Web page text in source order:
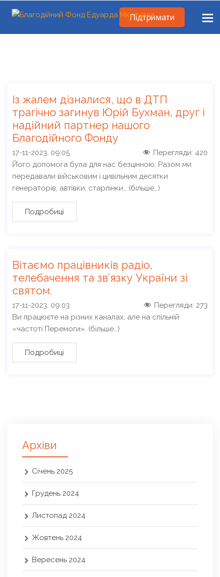
Підтримати
Із жалем дізналися, що в ДТП
трагічно загинув Юрій Бухман, друг і
надійний партнер нашого
Благодійного Фонду
17-11-2023, 09:05 Перегляди: 420
Його допомога була для нас безцінною. Разом ми
передавали військовим і цивільним десятки
генераторів, автівки, старлінки… (більше…)
Подробиці
Вітаємо працівників радіо,
телебачення та зв’язку України зі
святом.
17-11-2023, 09:03 Перегляди: 273
Ви працюєте на різних каналах, але на спільній
«частоті Перемоги». (більше…)
Подробиці
Архіви
Січень 2025
Грудень 2024
Листопад 2024
Жовтень 2024
Вересень 2024